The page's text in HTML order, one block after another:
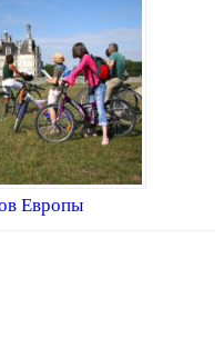
Европы